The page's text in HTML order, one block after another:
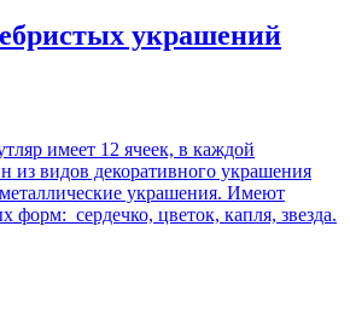
украшений
имеет 12 ячеек, в каждой
из видов декоративного украшения
украшения. Имеют
форм: сердечко, цветок, капля, звезда.